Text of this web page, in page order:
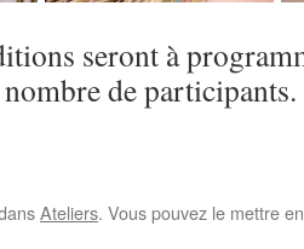
seront à
de participants.
Ateliers. Vous pouvez le mettre